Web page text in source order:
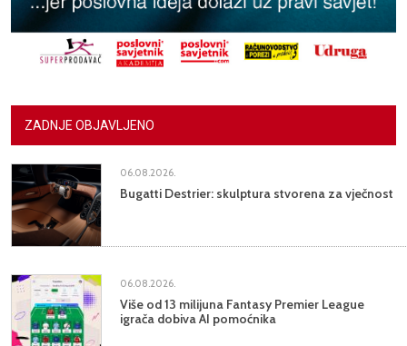
ZADNJE OBJAVLJENO
06.08.2026.
Bugatti Destrier: skulptura stvorena za vječnost
06.08.2026.
Više od 13 milijuna Fantasy Premier League
igrača dobiva AI pomoćnika